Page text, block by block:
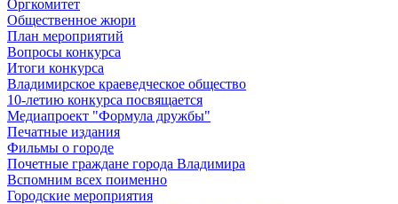
Оргкомитет
Общественное жюри
План мероприятий
Вопросы конкурса
Итоги конкурса
Владимирское краеведческое общество
10-летию конкурса посвящается
Медиапроект "Формула дружбы"
Печатные издания
Фильмы о городе
Почетные граждане города Владимира
Вспомним всех поименно
Городские мероприятия